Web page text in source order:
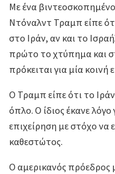
Με ένα
Ντόναλντ Τραμπ είπε
στο Ιράν, αν και το
πρώτο το χτύπημα και
πρόκειται για μία κοινή
Ο Τραμπ είπε ότι το
όπλο. Ο ίδιος έκανε
επιχείρηση με στόχο να
καθεστώτος.
Ο αμερικανός πρόεδρος